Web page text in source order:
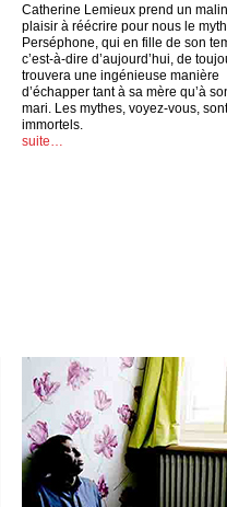
Catherine Lemieux prend un malin
plaisir à réécrire pour nous le
Perséphone, qui en fille de son
c’est-à-dire d’aujourd’hui, de
trouvera une ingénieuse manière
d’échapper tant à sa mère qu’à
mari. Les mythes, voyez-vous, sont
immortels.
suite…